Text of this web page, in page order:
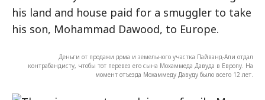
Деньги от продажи дома и земельного участка Пайванд-Али отдал
контрабандисту, чтобы тот перевез его сына Мохаммеда Давуда в Европу. На
момент отъезда Мохаммеду Давуду было всего 12 лет.